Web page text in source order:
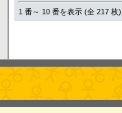
1 番～ 10 番を表示 (全 217 枚)